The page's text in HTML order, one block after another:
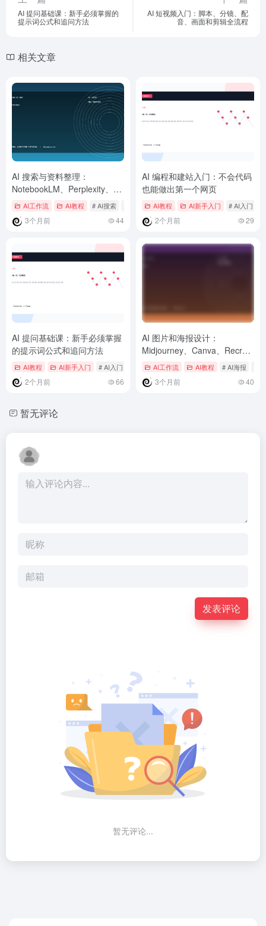
AI 提问基础课：新手必须掌握的
提示词公式和追问方法
AI 短视频入门：脚本、分镜、配
音、画面和剪辑全流程
相关文章
AI 搜索与资料整理：
NotebookLM、Perplexity、
Kimi 的研究流程
AI工作流 AI教程 # AI搜索 # NotebookLM
3个月前 44
AI 编程和建站入门：不会代码
也能做出第一个网页
AI教程 AI新手入门 # AI入门
2个月前 29
AI 提问基础课：新手必须掌握
的提示词公式和追问方法
AI教程 AI新手入门 # AI入门 # AI办公 # AI学习任务
2个月前 66
AI 图片和海报设计：
Midjourney、Canva、Recraft
的使用路线
AI工作流 AI教程 # AI海报
3个月前 40
暂无评论
发表评论
暂无评论...